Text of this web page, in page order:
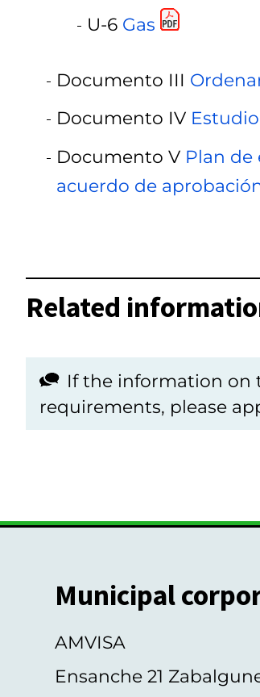
U-6 Gas
Documento III
Documento IV
Documento V Plan de
acuerdo de
Related
If the information on
requirements, please
Municipal
AMVISA
Ensanche 21